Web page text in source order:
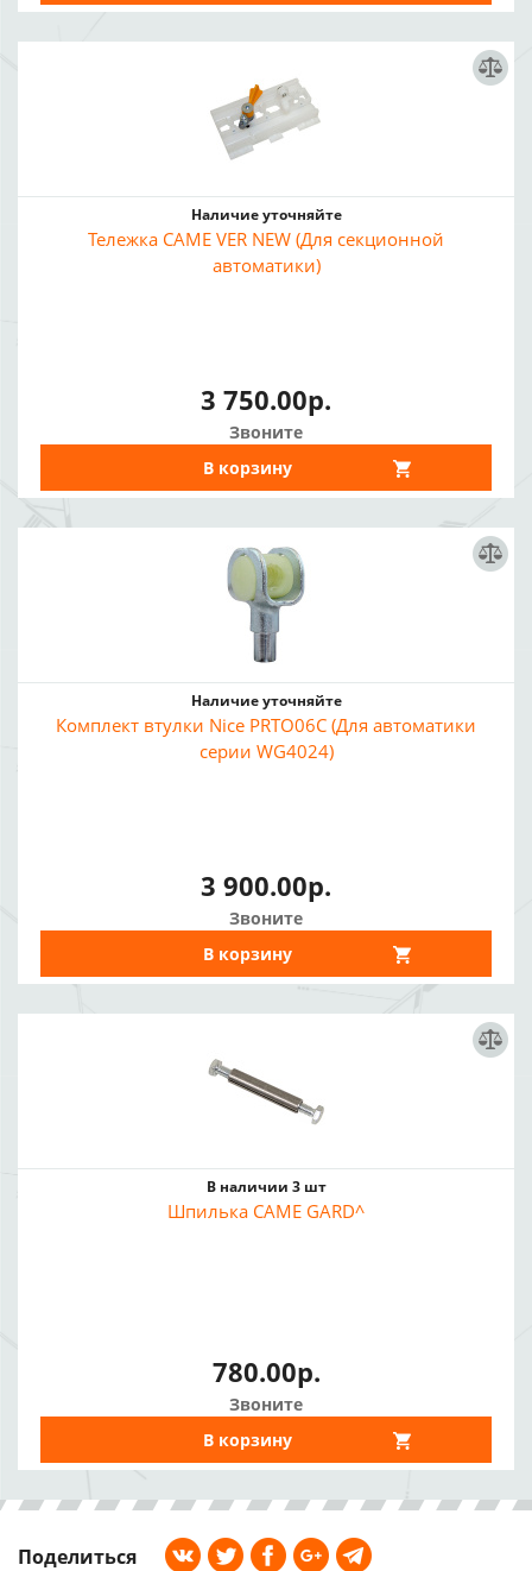
Наличие уточняйте
Тележка CAME VER NEW (Для секционной
автоматики)
3 750.00р.
Звоните
В корзину
Наличие уточняйте
Комплект втулки Nice PRTO06C (Для автоматики
серии WG4024)
3 900.00р.
Звоните
В корзину
В наличии 3 шт
Шпилька CAME GARD^
780.00р.
Звоните
В корзину
Поделиться